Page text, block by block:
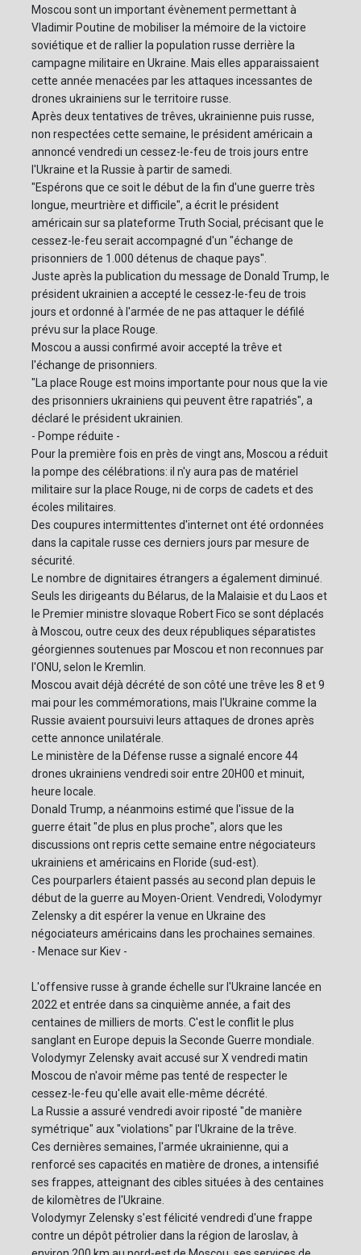
Moscou sont un important évènement permettant à
Vladimir Poutine de mobiliser la mémoire de la victoire
soviétique et de rallier la population russe derrière la
campagne militaire en Ukraine. Mais elles apparaissaient
cette année menacées par les attaques incessantes de
drones ukrainiens sur le territoire russe.
Après deux tentatives de trêves, ukrainienne puis russe,
non respectées cette semaine, le président américain a
annoncé vendredi un cessez-le-feu de trois jours entre
l'Ukraine et la Russie à partir de samedi.
"Espérons que ce soit le début de la fin d'une guerre très
longue, meurtrière et difficile", a écrit le président
américain sur sa plateforme Truth Social, précisant que le
cessez-le-feu serait accompagné d'un "échange de
prisonniers de 1.000 détenus de chaque pays".
Juste après la publication du message de Donald Trump, le
président ukrainien a accepté le cessez-le-feu de trois
jours et ordonné à l'armée de ne pas attaquer le défilé
prévu sur la place Rouge.
Moscou a aussi confirmé avoir accepté la trêve et
l'échange de prisonniers.
"La place Rouge est moins importante pour nous que la vie
des prisonniers ukrainiens qui peuvent être rapatriés", a
déclaré le président ukrainien.
- Pompe réduite -
Pour la première fois en près de vingt ans, Moscou a réduit
la pompe des célébrations: il n'y aura pas de matériel
militaire sur la place Rouge, ni de corps de cadets et des
écoles militaires.
Des coupures intermittentes d'internet ont été ordonnées
dans la capitale russe ces derniers jours par mesure de
sécurité.
Le nombre de dignitaires étrangers a également diminué.
Seuls les dirigeants du Bélarus, de la Malaisie et du Laos et
le Premier ministre slovaque Robert Fico se sont déplacés
à Moscou, outre ceux des deux républiques séparatistes
géorgiennes soutenues par Moscou et non reconnues par
l'ONU, selon le Kremlin.
Moscou avait déjà décrété de son côté une trêve les 8 et 9
mai pour les commémorations, mais l'Ukraine comme la
Russie avaient poursuivi leurs attaques de drones après
cette annonce unilatérale.
Le ministère de la Défense russe a signalé encore 44
drones ukrainiens vendredi soir entre 20H00 et minuit,
heure locale.
Donald Trump, a néanmoins estimé que l'issue de la
guerre était "de plus en plus proche", alors que les
discussions ont repris cette semaine entre négociateurs
ukrainiens et américains en Floride (sud-est).
Ces pourparlers étaient passés au second plan depuis le
début de la guerre au Moyen-Orient. Vendredi, Volodymyr
Zelensky a dit espérer la venue en Ukraine des
négociateurs américains dans les prochaines semaines.
- Menace sur Kiev -
L'offensive russe à grande échelle sur l'Ukraine lancée en
2022 et entrée dans sa cinquième année, a fait des
centaines de milliers de morts. C'est le conflit le plus
sanglant en Europe depuis la Seconde Guerre mondiale.
Volodymyr Zelensky avait accusé sur X vendredi matin
Moscou de n'avoir même pas tenté de respecter le
cessez-le-feu qu'elle avait elle-même décrété.
La Russie a assuré vendredi avoir riposté "de manière
symétrique" aux "violations" par l'Ukraine de la trêve.
Ces dernières semaines, l'armée ukrainienne, qui a
renforcé ses capacités en matière de drones, a intensifié
ses frappes, atteignant des cibles situées à des centaines
de kilomètres de l'Ukraine.
Volodymyr Zelensky s'est félicité vendredi d'une frappe
contre un dépôt pétrolier dans la région de Iaroslav, à